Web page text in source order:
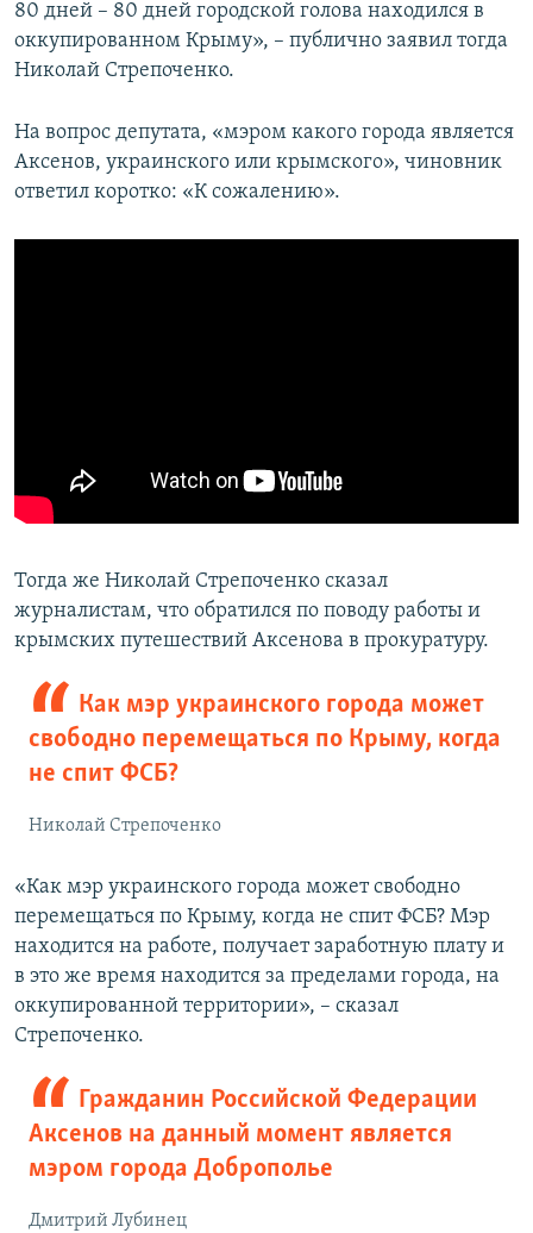
80 дней – 80 дней городской голова находился в
оккупированном Крыму», – публично заявил тогда
Николай Стрепоченко.
На вопрос депутата, «мэром какого города является
Аксенов, украинского или крымского», чиновник
ответил коротко: «К сожалению».
Тогда же Николай Стрепоченко сказал
журналистам, что обратился по поводу работы и
крымских путешествий Аксенова в прокуратуру.
Как мэр украинского города может
свободно перемещаться по Крыму, когда
не спит ФСБ?
Николай Стрепоченко
«Как мэр украинского города может свободно
перемещаться по Крыму, когда не спит ФСБ? Мэр
находится на работе, получает заработную плату и
в это же время находится за пределами города, на
оккупированной территории», – сказал
Стрепоченко.
Гражданин Российской Федерации
Аксенов на данный момент является
мэром города Доброполье
Дмитрий Лубинец